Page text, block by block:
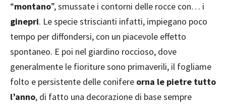
“montano”, smussate i contorni delle rocce con… i
ginepri. Le specie striscianti infatti, impiegano poco
tempo per diffondersi, con un piacevole effetto
spontaneo. E poi nel giardino roccioso, dove
generalmente le fioriture sono primaverili, il fogliame
folto e persistente delle conifere orna le pietre tutto
l’anno, di fatto una decorazione di base sempre